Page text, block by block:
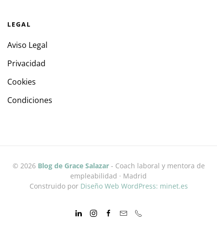
LEGAL
Aviso Legal
Privacidad
Cookies
Condiciones
© 2026 Blog de Grace Salazar- Coach laboral y mentora de
empleabilidad · Madrid
Construido por Diseño Web WordPress: minet.es